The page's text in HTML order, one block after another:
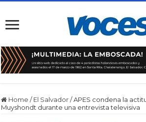
Home / El Salvador /APES condena la
Muyshondt durante una entrevista televisiva